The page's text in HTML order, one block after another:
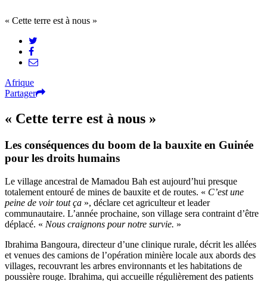
« Cette terre est à nous »
Afrique
Partager
« Cette terre est à nous »
Les conséquences du boom de la bauxite en Guinée
pour les droits humains
Le village ancestral de Mamadou Bah est aujourd’hui presque
totalement entouré de mines de bauxite et de routes. « C’est une
peine de voir tout ça », déclare cet agriculteur et leader
communautaire. L’année prochaine, son village sera contraint d’être
déplacé. « Nous craignons pour notre survie. »
Ibrahima Bangoura, directeur d’une clinique rurale, décrit les allées
et venues des camions de l’opération minière locale aux abords des
villages, recouvrant les arbres environnants et les habitations de
poussière rouge. Ibrahima, qui accueille régulièrement des patients